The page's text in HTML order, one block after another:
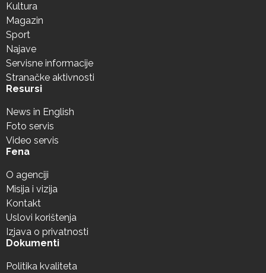
Kultura
Magazin
Sport
Najave
Servisne informacije
Stranačke aktivnosti
Resursi
News in English
Foto servis
Video servis
Fena
O agenciji
Misija i vizija
Kontakt
Uslovi korištenja
Izjava o privatnosti
Dokumenti
Politika kvaliteta